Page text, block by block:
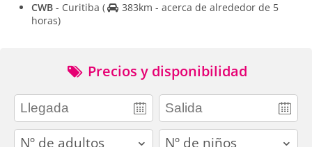
CWB - Curitiba (
383km - acerca de alrededor de 5
horas)
Precios y disponibilidad
adults children